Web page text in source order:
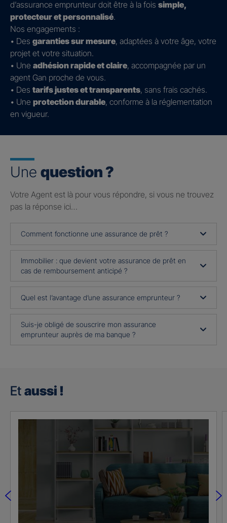
d’assurance emprunteur doit être à la fois simple,
protecteur et personnalisé.
Nos engagements :
• Des garanties sur mesure, adaptées à votre âge, votre
projet et votre situation.
• Une adhésion rapide et claire, accompagnée par un
agent Gan proche de vous.
• Des tarifs justes et transparents, sans frais cachés.
• Une protection durable, conforme à la réglementation
en vigueur.
Une question ?
Votre Agent est là pour vous répondre, si vous ne trouvez
pas la réponse ici…
Comment fonctionne une assurance de prêt ?
Immobilier : que devient votre assurance de prêt en
cas de remboursement anticipé ?
Quel est l’avantage d’une assurance emprunteur ?
Suis-je obligé de souscrire mon assurance
emprunteur auprès de ma banque ?
Et aussi !